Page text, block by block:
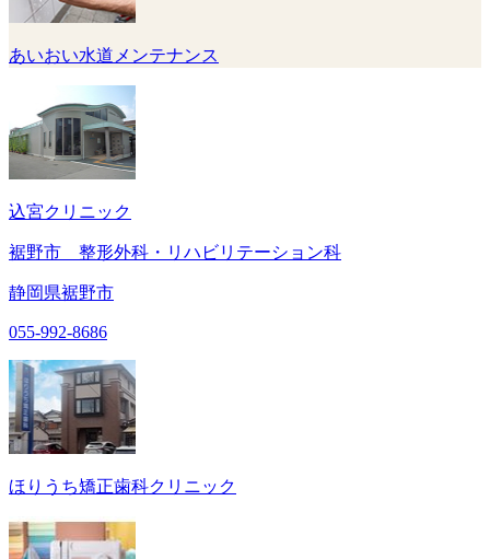
あいおい水道メンテナンス
込宮クリニック
裾野市 整形外科・リハビリテーション科
静岡県裾野市
055-992-8686
ほりうち矯正歯科クリニック